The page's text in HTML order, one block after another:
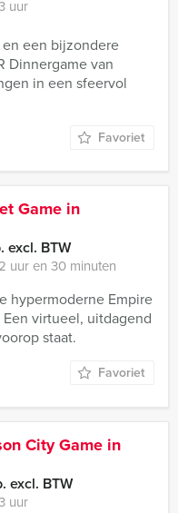
uur
een bijzondere
Dinnergame van
in een sfeervol
Favoriet
Game in
excl. BTW
uur en 30 minuten
hypermoderne Empire
Een virtueel, uitdagend
staat.
Favoriet
City Game in
excl. BTW
uur